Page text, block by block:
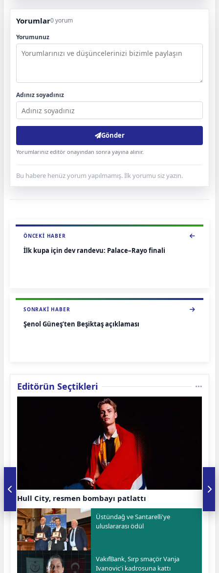
Yorumlar0 yorum
Yorumunuz
Adınız soyadınız
Gönder
Yorumlarınız editör onayından sonra yayına alınır.
Bu habere henüz yorum yapılmamış. İlk yorumu siz yazın.
ÖNCEKI HABER
İlk kupa için dev randevu: Palace–Rayo finali
SONRAKI HABER
Şenol Güneş’ten Beşiktaş açıklaması
Editörün Seçtikleri
Hull City, resmen bombayı patlattı
Üstündağ ve Santarelli'ye
uluslararası ödül
VakıfBank, Sırp smaçör Vanja
Ivanovic'i kadrosuna kattı